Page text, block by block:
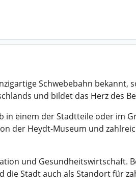
Schwebebahn bekannt,
und bildet das Herz des
in einem der Stadtteile oder im
der Heydt-Museum und
und Gesundheitswirtschaft.
Stadt auch als Standort für